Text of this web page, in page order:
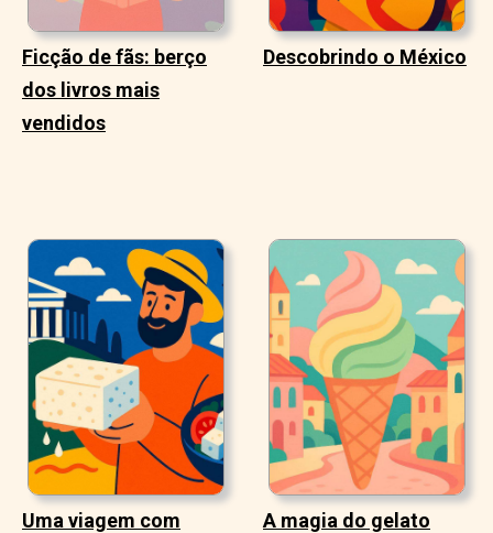
Ficção de fãs: berço
dos livros mais
vendidos
Descobrindo o México
Uma viagem com
A magia do gelato